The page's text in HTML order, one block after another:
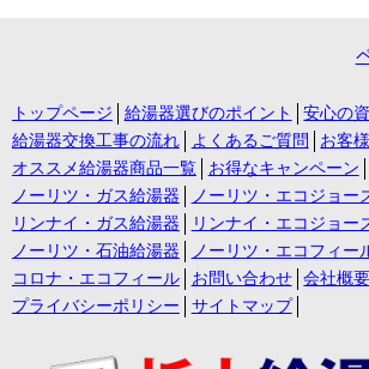
トップページ 給湯器選びのポイント 安心の
給湯器交換工事の流れ
よくあるご質問
お客
オススメ給湯器商品一覧
お得なキャンペーン
ノーリツ・ガス給湯器
ノーリツ・エコジョー
リンナイ・ガス給湯器
リンナイ・エコジョー
ノーリツ・石油給湯器
ノーリツ・エコフィー
コロナ・エコフィール
お問い合わせ
会社概要
プライバシーポリシー
サイトマップ